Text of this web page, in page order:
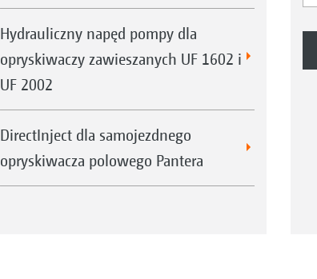
Hydrauliczny napęd pompy dla
opryskiwaczy zawieszanych UF 1602 i
UF 2002
DirectInject dla samojezdnego
opryskiwacza polowego Pantera